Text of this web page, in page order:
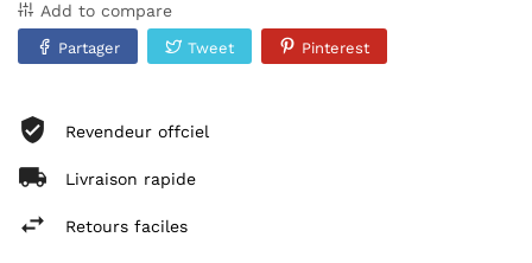
Add to compare
Partager Tweet Pinterest
Revendeur offciel
Livraison rapide
Retours faciles